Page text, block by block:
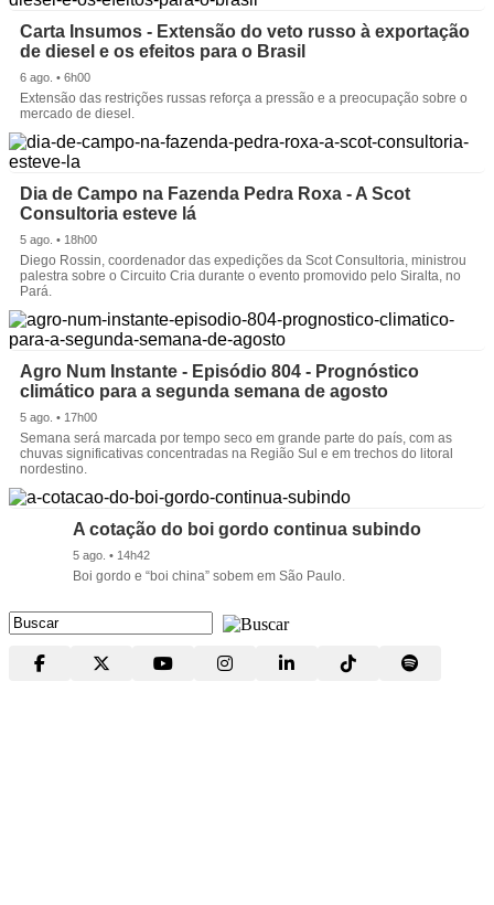
Carta Insumos - Extensão do veto russo à exportação
de diesel e os efeitos para o Brasil
6 ago. • 6h00
Extensão das restrições russas reforça a pressão e a preocupação sobre o
mercado de diesel.
Dia de Campo na Fazenda Pedra Roxa - A Scot
Consultoria esteve lá
5 ago. • 18h00
Diego Rossin, coordenador das expedições da Scot Consultoria, ministrou
palestra sobre o Circuito Cria durante o evento promovido pelo Siralta, no
Pará.
Agro Num Instante - Episódio 804 - Prognóstico
climático para a segunda semana de agosto
5 ago. • 17h00
Semana será marcada por tempo seco em grande parte do país, com as
chuvas significativas concentradas na Região Sul e em trechos do litoral
nordestino.
A cotação do boi gordo continua subindo
5 ago. • 14h42
Boi gordo e “boi china” sobem em São Paulo.